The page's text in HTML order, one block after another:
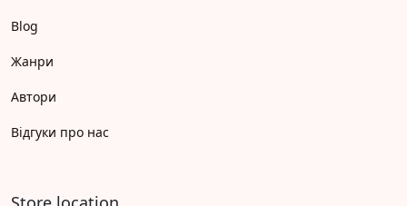
Blog
Жанри
Автори
Відгуки про нас